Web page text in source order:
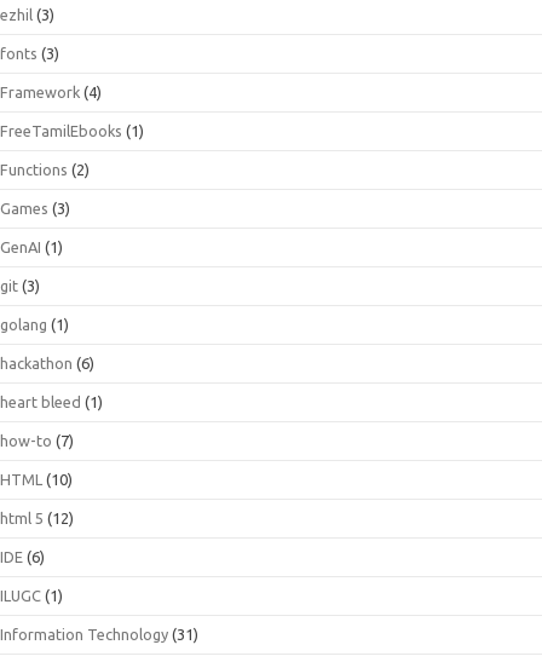
ezhil (3)
fonts (3)
Framework (4)
FreeTamilEbooks (1)
Functions (2)
Games (3)
GenAI (1)
git (3)
golang (1)
hackathon (6)
heart bleed (1)
how-to (7)
HTML (10)
html 5 (12)
IDE (6)
ILUGC (1)
Information Technology (31)